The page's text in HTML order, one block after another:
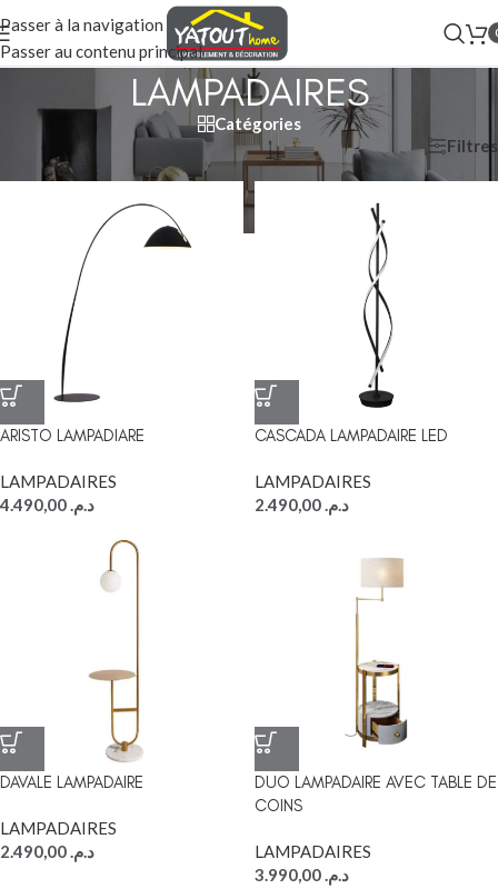
Passer à la navigation
Passer au contenu principal
LAMPADAIRES
Catégories
ESPACE DÉCO /LUMINAIRE/LAMPADAIRES Filtres
ARISTO LAMPADIARE
LAMPADAIRES
د.م.
CASCADA LAMPADAIRE LED
LAMPADAIRES
د.م.
DAVALE LAMPADAIRE
LAMPADAIRES
د.م.
DUO LAMPADAIRE AVEC TABLE DE
COINS
LAMPADAIRES
د.م.